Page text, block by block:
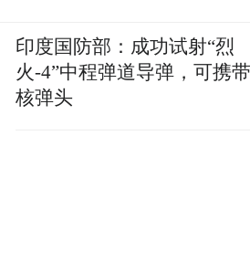
印度国防部：成功试射“烈
火-4”中程弹道导弹，可携带
核弹头